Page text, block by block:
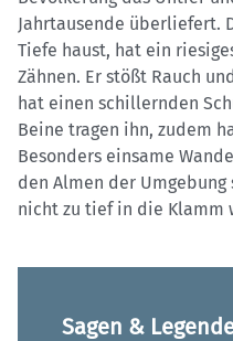
Jahrtausende überliefert.
Tiefe haust, hat ein
Zähnen. Er stößt Rauch
hat einen schillernden
Beine tragen ihn, zudem
Besonders einsame
den Almen der
nicht zu tief in die Klamm
Sagen &